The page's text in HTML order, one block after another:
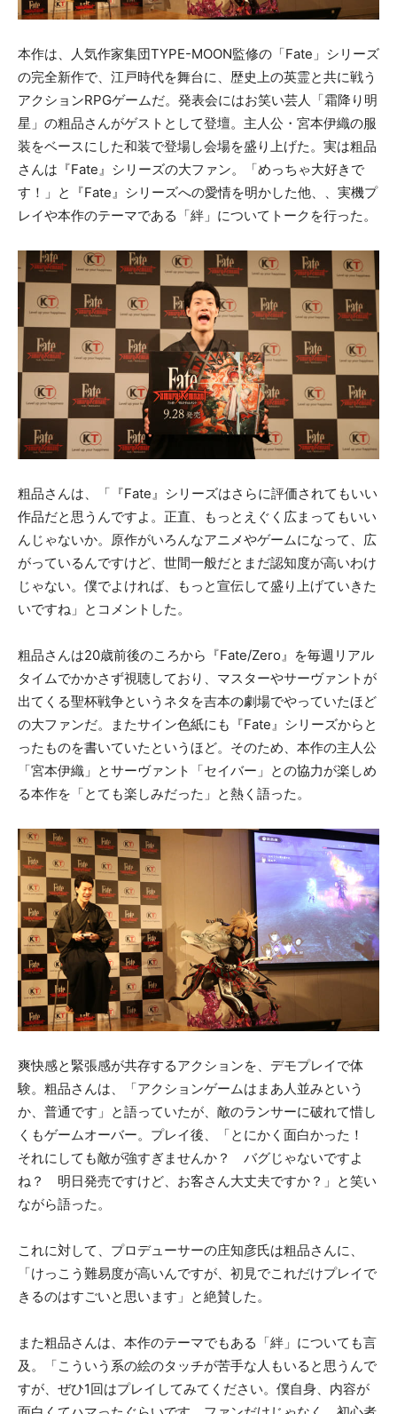
本作は、人気作家集団TYPE-MOON監修の「Fate」シリーズ
の完全新作で、江戸時代を舞台に、歴史上の英霊と共に戦う
アクションRPGゲームだ。発表会にはお笑い芸人「霜降り明
星」の粗品さんがゲストとして登壇。主人公・宮本伊織の服
装をベースにした和装で登場し会場を盛り上げた。実は粗品
さんは『Fate』シリーズの大ファン。「めっちゃ大好きで
す！」と『Fate』シリーズへの愛情を明かした他、、実機プ
レイや本作のテーマである「絆」についてトークを行った。
粗品さんは、「『Fate』シリーズはさらに評価されてもいい
作品だと思うんですよ。正直、もっとえぐく広まってもいい
んじゃないか。原作がいろんなアニメやゲームになって、広
がっているんですけど、世間一般だとまだ認知度が高いわけ
じゃない。僕でよければ、もっと宣伝して盛り上げていきた
いですね」とコメントした。
粗品さんは20歳前後のころから『Fate/Zero』を毎週リアル
タイムでかかさず視聴しており、マスターやサーヴァントが
出てくる聖杯戦争というネタを吉本の劇場でやっていたほど
の大ファンだ。またサイン色紙にも『Fate』シリーズからと
ったものを書いていたというほど。そのため、本作の主人公
「宮本伊織」とサーヴァント「セイバー」との協力が楽しめ
る本作を「とても楽しみだった」と熱く語った。
爽快感と緊張感が共存するアクションを、デモプレイで体
験。粗品さんは、「アクションゲームはまあ人並みという
か、普通です」と語っていたが、敵のランサーに破れて惜し
くもゲームオーバー。プレイ後、「とにかく面白かった！
それにしても敵が強すぎませんか？ バグじゃないですよ
ね？ 明日発売ですけど、お客さん大丈夫ですか？」と笑い
ながら語った。
これに対して、プロデューサーの庄知彦氏は粗品さんに、
「けっこう難易度が高いんですが、初見でこれだけプレイで
きるのはすごいと思います」と絶賛した。
また粗品さんは、本作のテーマでもある「絆」についても言
及。「こういう系の絵のタッチが苦手な人もいると思うんで
すが、ぜひ1回はプレイしてみてください。僕自身、内容が